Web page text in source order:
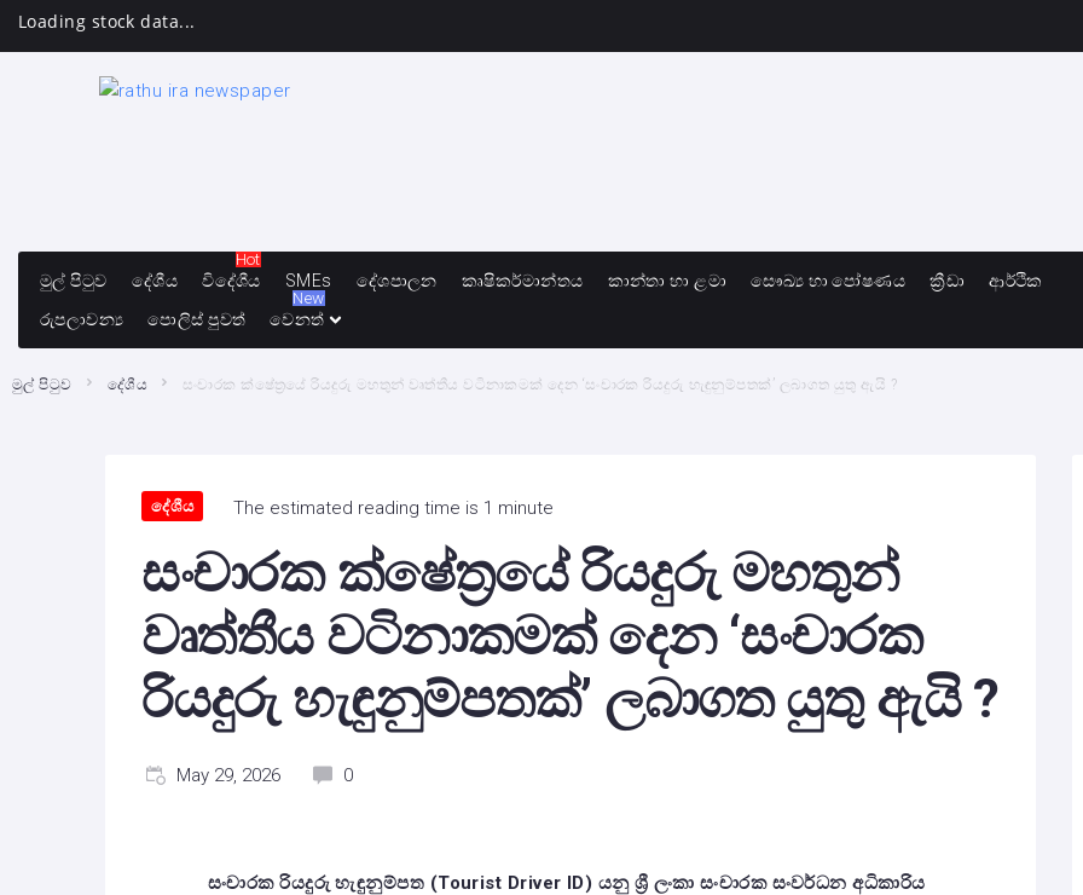
Loading stock data...
මුල් පිටුව දේශීය විදේශීය
Hot
SMEs
දේශපාලන කෘෂිකර්මාන්තය කාන්තා හා ළමා සෞඛ්‍ය හා පෝෂණය ක්‍රීඩා
ආර්ථික
රුපලාවන්‍ය
පොලිස් පුවත් වෙනත්
New
මුල් පිටුව දේශීය සංචාරක ක්ෂේත්‍රයේ රියදුරු මහතුන් වෘත්තීය වටිනාකමක් දෙන ‘සංචාරක රියදුරු හැඳුනුම්පතක්’ ලබාගත යුතු ඇයි ?
දේශීය The estimated reading time is 1 minute
සංචාරක ක්ෂේත්‍රයේ රියදුරු මහතුන්
වෘත්තීය වටිනාකමක් දෙන ‘සංචාරක
රියදුරු හැඳුනුම්පතක්’ ලබාගත යුතු ඇයි ?
May 29, 2026 0
සංචාරක රියදුරු හැඳුනුම්පත (Tourist Driver ID) යනු ශ්‍රී ලංකා සංචාරක සංවර්ධන අධිකාරිය